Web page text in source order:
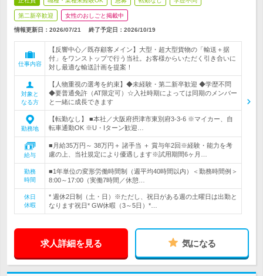
第二新卒歓迎 女性のおしごと掲載中
情報更新日：2026/07/21 終了予定日： 2026/10/19
仕事内容
【反響中心／既存顧客メイン】大型・超大型貨物の「輸送＋据
付」をワンストップで行う当社。お客様からいただく引き合いに
対し最適な輸送計画を提案！
対象と
なる方
【人物重視の選考を約束】◆未経験・第二新卒歓迎 ◆学歴不問
◆要普通免許（AT限定可）☆入社時期によっては同期のメンバー
と一緒に成長できます
勤務地
【転勤なし】 ■本社／大阪府摂津市東別府3-3-6 ※マイカー、自
転車通勤OK ※U・Iターン歓迎…
給与
■月給35万円～ 38万円＋ 諸手当 ＋ 賞与年2回※経験・能力を考
慮の上、当社規定により優遇します※試用期間6ヶ月…
勤務
時間
■1年単位の変形労働時間制（週平均40時間以内）＜勤務時間例＞
8:00～17:00（実働7時間／休憩…
休日
休暇
* 週休2日制（土・日）※ただし、祝日がある週の土曜日は出勤と
なります祝日* GW休暇（3～5日）*…
求人詳細を見る 気になる